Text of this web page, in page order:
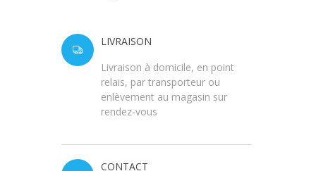
LIVRAISON
Livraison à domicile, en point
relais, par transporteur ou
enlèvement au magasin sur
rendez-vous
CONTACT